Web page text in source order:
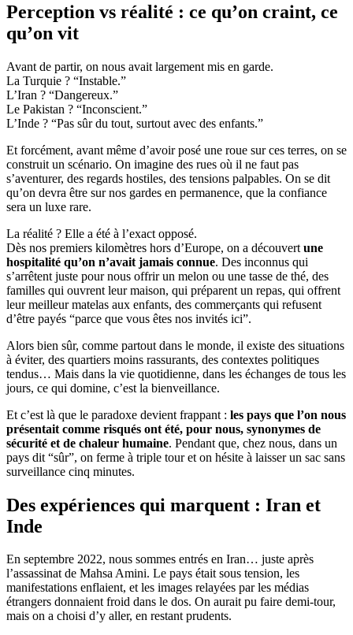
Perception vs réalité : ce qu’on craint, ce
qu’on vit
Avant de partir, on nous avait largement mis en garde.
La Turquie ? “Instable.”
L’Iran ? “Dangereux.”
Le Pakistan ? “Inconscient.”
L’Inde ? “Pas sûr du tout, surtout avec des enfants.”
Et forcément, avant même d’avoir posé une roue sur ces terres, on se
construit un scénario. On imagine des rues où il ne faut pas
s’aventurer, des regards hostiles, des tensions palpables. On se dit
qu’on devra être sur nos gardes en permanence, que la confiance
sera un luxe rare.
La réalité ? Elle a été à l’exact opposé.
Dès nos premiers kilomètres hors d’Europe, on a découvert une
hospitalité qu’on n’avait jamais connue. Des inconnus qui
s’arrêtent juste pour nous offrir un melon ou une tasse de thé, des
familles qui ouvrent leur maison, qui préparent un repas, qui offrent
leur meilleur matelas aux enfants, des commerçants qui refusent
d’être payés “parce que vous êtes nos invités ici”.
Alors bien sûr, comme partout dans le monde, il existe des situations
à éviter, des quartiers moins rassurants, des contextes politiques
tendus… Mais dans la vie quotidienne, dans les échanges de tous les
jours, ce qui domine, c’est la bienveillance.
Et c’est là que le paradoxe devient frappant : les pays que l’on nous
présentait comme risqués ont été, pour nous, synonymes de
sécurité et de chaleur humaine. Pendant que, chez nous, dans un
pays dit “sûr”, on ferme à triple tour et on hésite à laisser un sac sans
surveillance cinq minutes.
Des expériences qui marquent : Iran et
Inde
En septembre 2022, nous sommes entrés en Iran… juste après
l’assassinat de Mahsa Amini. Le pays était sous tension, les
manifestations enflaient, et les images relayées par les médias
étrangers donnaient froid dans le dos. On aurait pu faire demi-tour,
mais on a choisi d’y aller, en restant prudents.